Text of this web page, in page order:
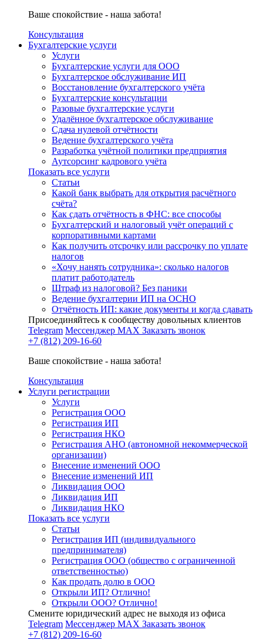
Ваше спокойствие - наша забота!
Консультация
Бухгалтерские услуги
Услуги
Бухгалтерские услуги для ООО
Бухгалтерское обслуживание ИП
Восстановление бухгалтерского учёта
Бухгалтерские консультации
Разовые бухгалтерские услуги
Удалённое бухгалтерское обслуживание
Сдача нулевой отчётности
Ведение бухгалтерского учёта
Разработка учётной политики предприятия
Аутсорсинг кадрового учёта
Показать все услуги
Статьи
Какой банк выбрать для открытия расчётного
счёта?
Как сдать отчётность в ФНС: все способы
Бухгалтерский и налоговый учёт операций с
корпоративными картами
Как получить отсрочку или рассрочку по уплате
налогов
«Хочу нанять сотрудника»: сколько налогов
платит работодатель
Штраф из налоговой? Без паники
Ведение бухгалтерии ИП на ОСНО
Отчётность ИП: какие документы и когда сдавать
Присоединяйтесь к сообществу довольных клиентов
Telegram Мессенджер MAX Заказать звонок
+7 (812) 209-16-60
Ваше спокойствие - наша забота!
Консультация
Услуги регистрации
Услуги
Регистрация ООО
Регистрация ИП
Регистрация НКО
Регистрация АНО (автономной некоммерческой
организации)
Внесение изменений ООО
Внесение изменений ИП
Ликвидация ООО
Ликвидация ИП
Ликвидация НКО
Показать все услуги
Статьи
Регистрация ИП (индивидуального
предпринимателя)
Регистрация ООО (общество с ограниченной
ответственностью)
Как продать долю в ООО
Открыли ИП? Отлично!
Открыли ООО? Отлично!
Смените юридический адрес не выходя из офиса
Telegram Мессенджер MAX Заказать звонок
+7 (812) 209-16-60